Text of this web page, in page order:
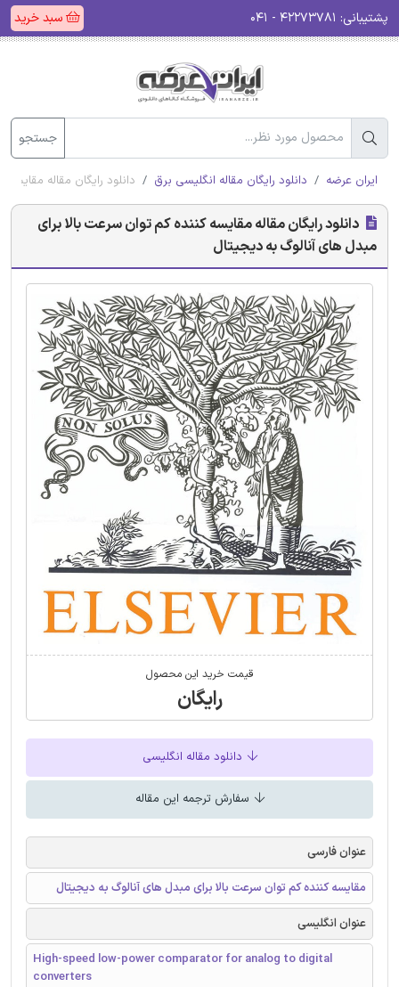
پشتیبانی: سبد خرید
جستجو
ایران عرضه دانلود رایگان مقاله انگلیسی برق دانلود رایگان مقاله
دانلود رایگان مقاله مقایسه کننده کم توان سرعت بالا برای
مبدل های آنالوگ به دیجیتال
قیمت خرید این محصول
رایگان
دانلود مقاله انگلیسی
سفارش ترجمه این مقاله
عنوان فارسی
مقایسه کننده کم توان سرعت بالا برای مبدل های آنالوگ به دیجیتال
عنوان انگلیسی
High-speed low-power comparator for analog to digital
converters